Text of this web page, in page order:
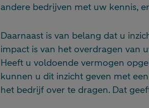
andere bedrijven met uw kennis,
Daarnaast is van belang dat u
impact is van het overdragen van
Heeft u voldoende vermogen
kunnen u dit inzicht geven met een
het bedrijf over te dragen. Dat